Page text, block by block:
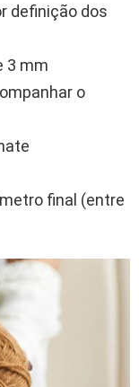
definição dos
3 mm
o
final (entre